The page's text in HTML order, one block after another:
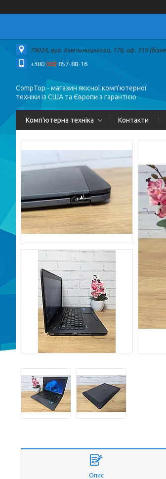
79024, вул. Хмельницького, 176, оф. 319
+380 (68) 857-88-16
CompTop - магазин якісної комп'ютерної
техніки із США та Європи з гарантією
Комп'ютерна техніка Контакти
Опис